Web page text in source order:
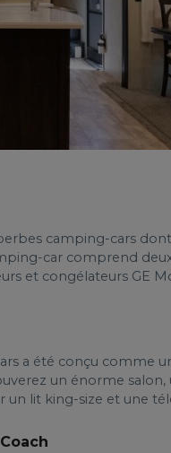
camping-cars
car comprend
et congélateurs GE
a été conçu comme
un énorme
lit king-size et une